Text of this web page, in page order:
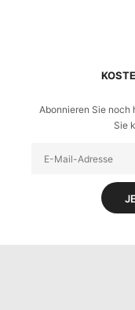
Abonnieren Sie noch
Sie